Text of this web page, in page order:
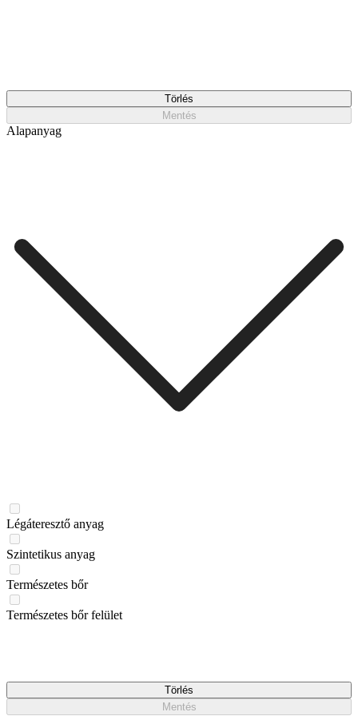
Törlés
Mentés
Alapanyag
Légáteresztő anyag
Szintetikus anyag
Természetes bőr
Természetes bőr felület
Törlés
Mentés